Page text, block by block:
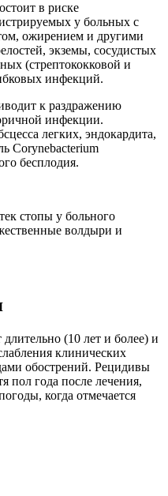
в риске
у больных с
ожирением и другими
экземы, сосудистых
(стрептококковой и
инфекций.
к раздражению
инфекции.
легких, эндокардита,
Corynebacterium
бесплодия.
стопы у больного
волдыри и
(10 лет и более) и
клинических
обострений. Рецидивы
пол года после лечения,
когда отмечается